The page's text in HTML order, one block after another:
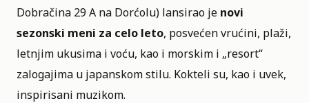
Dobračina 29 A na Dorćolu) lansirao je novi
sezonski meni za celo leto, posvećen vrućini, plaži,
letnjim ukusima i voću, kao i morskim i „resort“
zalogajima u japanskom stilu. Kokteli su, kao i uvek,
inspirisani muzikom.